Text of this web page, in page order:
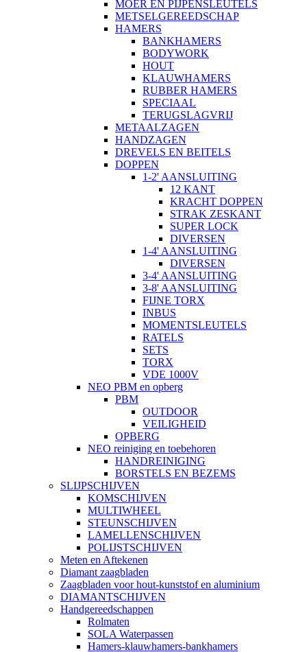
MOER EN PIJPENSLEUTELS
METSELGEREEDSCHAP
HAMERS
BANKHAMERS
BODYWORK
HOUT
KLAUWHAMERS
RUBBER HAMERS
SPECIAAL
TERUGSLAGVRIJ
METAALZAGEN
HANDZAGEN
DREVELS EN BEITELS
DOPPEN
1-2' AANSLUITING
12 KANT
KRACHT DOPPEN
STRAK ZESKANT
SUPER LOCK
DIVERSEN
1-4' AANSLUITING
DIVERSEN
3-4' AANSLUITING
3-8' AANSLUITING
FIJNE TORX
INBUS
MOMENTSLEUTELS
RATELS
SETS
TORX
VDE 1000V
NEO PBM en opberg
PBM
OUTDOOR
VEILIGHEID
OPBERG
NEO reiniging en toebehoren
HANDREINIGING
BORSTELS EN BEZEMS
SLIJPSCHIJVEN
KOMSCHIJVEN
MULTIWHEEL
STEUNSCHIJVEN
LAMELLENSCHIJVEN
POLIJSTSCHIJVEN
Meten en Aftekenen
Diamant zaagbladen
Zaagbladen voor hout-kunststof en aluminium
DIAMANTSCHIJVEN
Handgereedschappen
Rolmaten
SOLA Waterpassen
Hamers-klauwhamers-bankhamers